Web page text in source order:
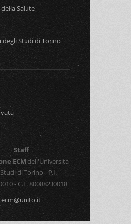
Salute
degli Studi di Torino
Staff
ECM dell'Università
di Torino - P.I.
- C.F. 80088230018
ecm@unito.it